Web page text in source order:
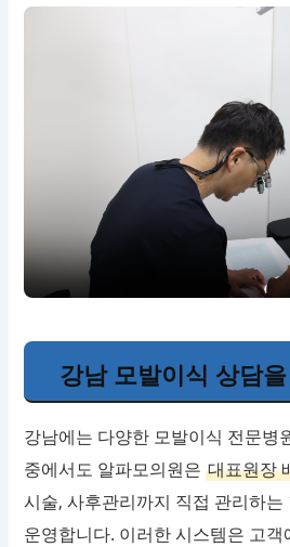
강남 모발이식 상담
강남에는 다양한 모발이식 전문병
중에서도 알파모의원은대표원장
시술, 사후관리까지 직접 관리하는
운영합니다. 이러한 시스템은 고